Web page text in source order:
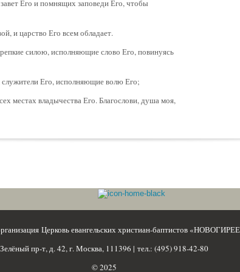
Его и помнящих заповеди Его, чтобы
и царство Его всем обладает.
силою, исполняющие слово Его, повинуясь
служители Его, исполняющие волю Его;
местах владычества Его. Благослови, душа моя,
Церковь евангельских христиан-баптистов
Зелёный пр-т, д. 42, г. Москва, 111396 | тел.: (495) 918-42-80
© 2025